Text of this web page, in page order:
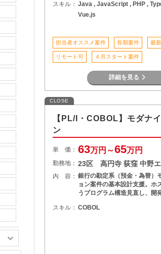
スキル： Java , JavaScript , PHP ,
Vue.js
担当者オススメ案件 長期案件 最
リモート可 ４月スタート案件
詳細を見る
CLOSE
【PL/I・COBOL】モダナ
ン
単 価： 63万円～65万円
勤務地： 23区 高円寺 荻窪 中野
内 容： 銀行の勘定系（預金・為替）
ョン案件の基本設計支援。ホ
うプログラム構造見直し、開
スキル： COBOL